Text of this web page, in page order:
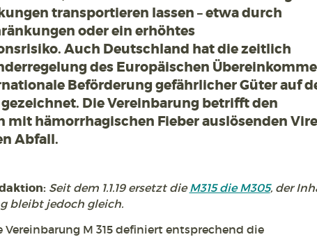
transportieren lassen – etwa durch
oder ein erhöhtes
Auch Deutschland hat die zeitlich
des Europäischen
Beförderung gefährlicher Güter auf
gezeichnet. Die Vereinbarung betrifft den
mit hämorrhagischen Fieber auslösenden
Abfall.
Seit dem 1.1.19 ersetzt dieM315 die M305, der
bleibt jedoch gleich.
Vereinbarung M 315 definiert entsprechend die